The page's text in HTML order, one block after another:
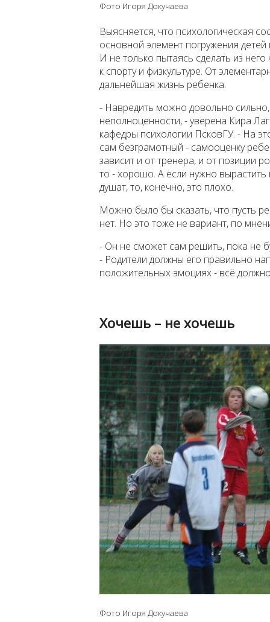
Фото Игоря Докучаева
Выясняется, что психологическая
основной элемент погружения
И не только пытаясь сделать из
к спорту и физкультуре. От
дальнейшая жизнь ребенка.
- Навредить можно довольно
неполноценности, - уверена Кира
кафедры психологии ПсковГУ. - На
сам безграмотный - самооценку
зависит и от тренера, и от позиции
то - хорошо. А если нужно
душат, то, конечно, это плохо.
Можно было бы сказать, что пусть
нет. Но это тоже не вариант, по
- Он не сможет сам решить, пока не
- Родители должны его правильно
положительных эмоциях - всё
Хочешь – не хочешь
Фото Игоря Докучаева